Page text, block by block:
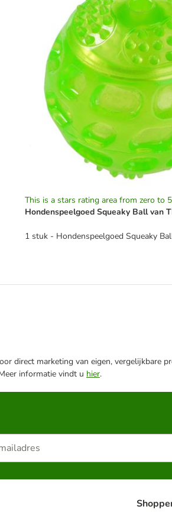
This is a stars rating area from zero to
Hondenspeelgoed Squeaky Ball van
1 stuk - Hondenspeelgoed Squeaky
direct marketing van eigen,
informatie vindt u hier.